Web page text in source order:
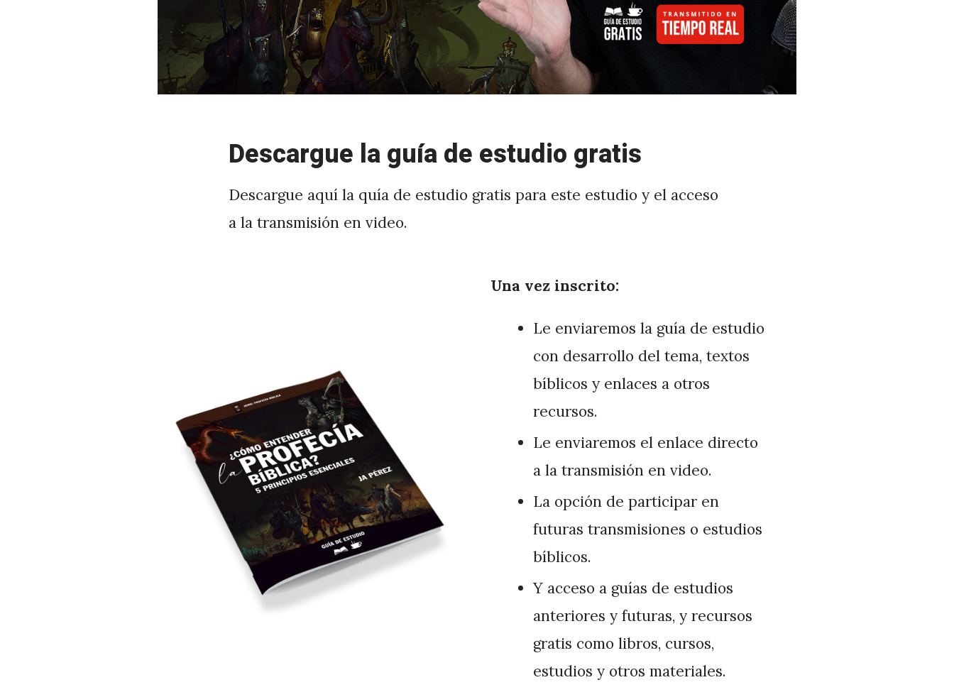
Descargue la guía de estudio gratis
Descargue aquí la quía de estudio gratis para este estudio y el acceso
a la transmisión en video.
Una vez inscrito:
Le enviaremos la guía de estudio
con desarrollo del tema, textos
bíblicos y enlaces a otros
recursos.
Le enviaremos el enlace directo
a la transmisión en video.
La opción de participar en
futuras transmisiones o estudios
bíblicos.
Y acceso a guías de estudios
anteriores y futuras, y recursos
gratis como libros, cursos,
estudios y otros materiales.